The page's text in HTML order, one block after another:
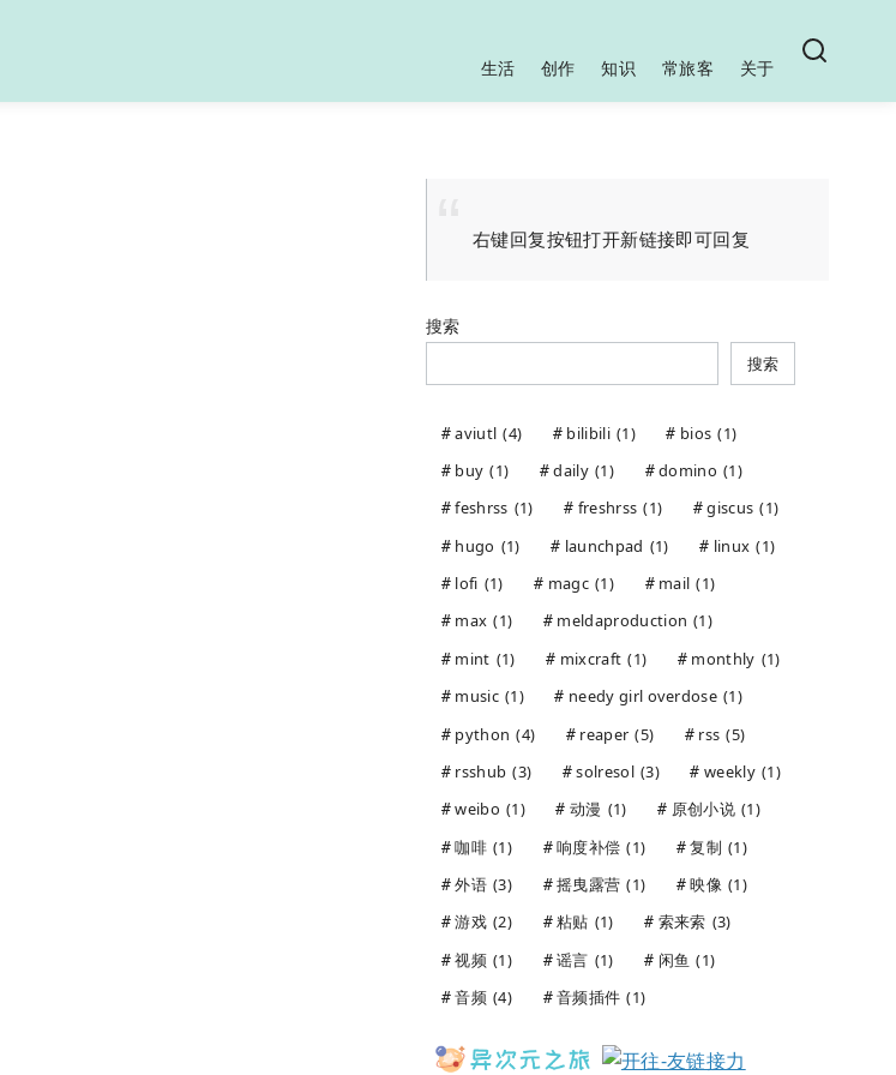
生活 创作 知识 常旅客 关于
右键回复按钮打开新链接即可回复
搜索
搜索
aviutl (4) bilibili (1) bios (1)
buy (1) daily (1) domino (1)
feshrss (1) freshrss (1) giscus (1)
hugo (1) launchpad (1) linux (1)
lofi (1) magc (1) mail (1)
max (1) meldaproduction (1)
mint (1) mixcraft (1) monthly (1)
music (1) needy girl overdose (1)
python (4) reaper (5) rss (5)
rsshub (3) solresol (3) weekly (1)
weibo (1) 动漫 (1) 原创小说 (1)
咖啡 (1) 响度补偿 (1) 复制 (1)
外语 (3) 摇曳露营 (1) 映像 (1)
游戏 (2) 粘贴 (1) 索来索 (3)
视频 (1) 谣言 (1) 闲鱼 (1)
音频 (4) 音频插件 (1)